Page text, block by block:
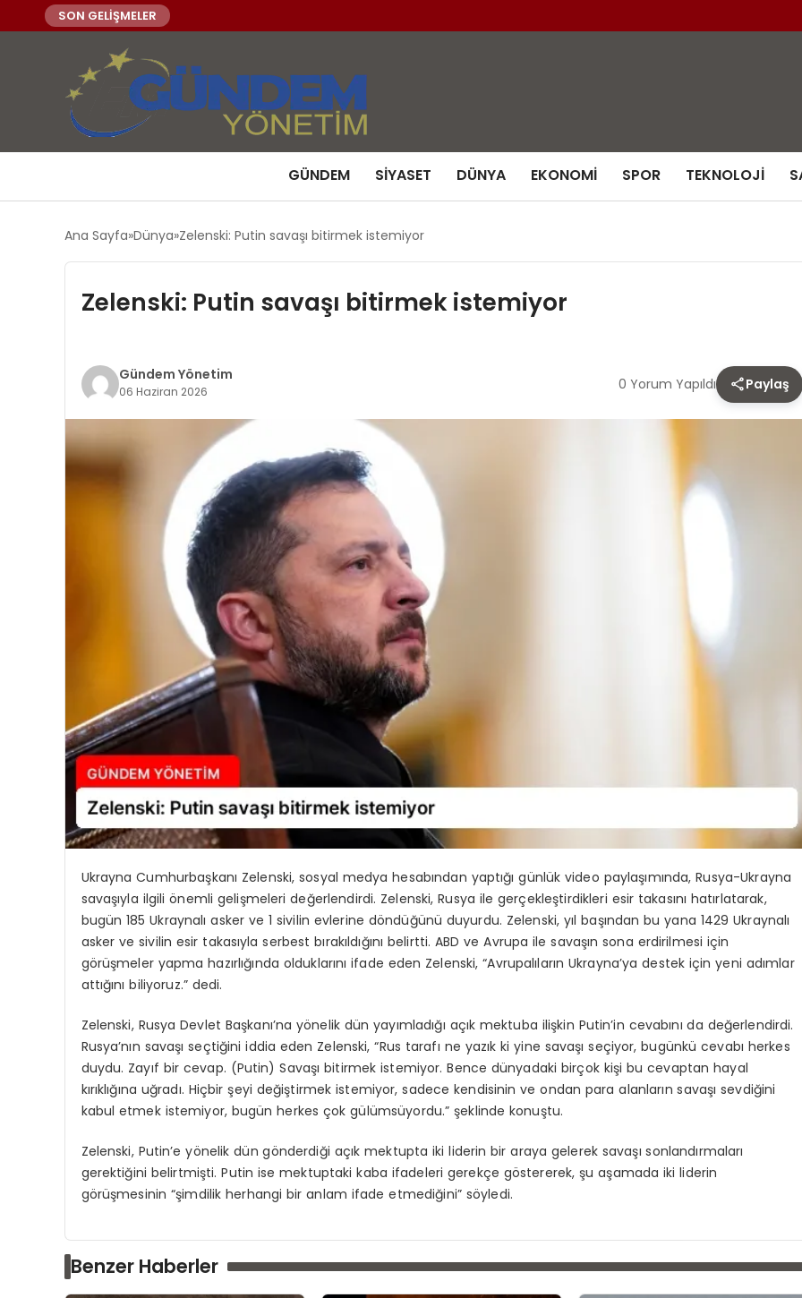
SON GELİŞMELER
GÜNDEM SIYASET DÜNYA EKONOMI SPOR TEKNOLOJI
Ana Sayfa Dünya Zelenski: Putin savaşı bitirmek istemiyor
Zelenski: Putin savaşı bitirmek istemiyor
Gündem Yönetim
06 Haziran 2026 0 Yorum Yapıldı Paylaş
Ukrayna Cumhurbaşkanı Zelenski, sosyal medya hesabından yaptığı günlük video paylaşımında, Rusya-Ukrayna
savaşıyla ilgili önemli gelişmeleri değerlendirdi. Zelenski, Rusya ile gerçekleştirdikleri esir takasını hatırlatarak,
bugün 185 Ukraynalı asker ve 1 sivilin evlerine döndüğünü duyurdu. Zelenski, yıl başından bu yana 1429 Ukraynalı
asker ve sivilin esir takasıyla serbest bırakıldığını belirtti. ABD ve Avrupa ile savaşın sona erdirilmesi için
görüşmeler yapma hazırlığında olduklarını ifade eden Zelenski, “Avrupalıların Ukrayna’ya destek için yeni adımlar
attığını biliyoruz.” dedi.
Zelenski, Rusya Devlet Başkanı’na yönelik dün yayımladığı açık mektuba ilişkin Putin’in cevabını da değerlendirdi.
Rusya’nın savaşı seçtiğini iddia eden Zelenski, “Rus tarafı ne yazık ki yine savaşı seçiyor, bugünkü cevabı herkes
duydu. Zayıf bir cevap. (Putin) Savaşı bitirmek istemiyor. Bence dünyadaki birçok kişi bu cevaptan hayal
kırıklığına uğradı. Hiçbir şeyi değiştirmek istemiyor, sadece kendisinin ve ondan para alanların savaşı sevdiğini
kabul etmek istemiyor, bugün herkes çok gülümsüyordu.” şeklinde konuştu.
Zelenski, Putin’e yönelik dün gönderdiği açık mektupta iki liderin bir araya gelerek savaşı sonlandırmaları
gerektiğini belirtmişti. Putin ise mektuptaki kaba ifadeleri gerekçe göstererek, şu aşamada iki liderin
görüşmesinin “şimdilik herhangi bir anlam ifade etmediğini” söyledi.
Benzer Haberler